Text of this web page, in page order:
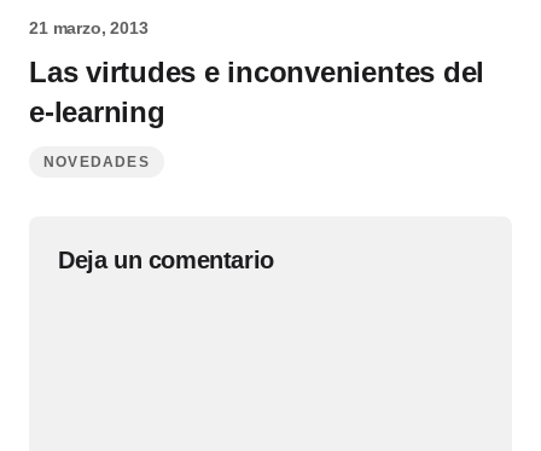
21 marzo, 2013
Las virtudes e inconvenientes del
e-learning
NOVEDADES
Deja un comentario